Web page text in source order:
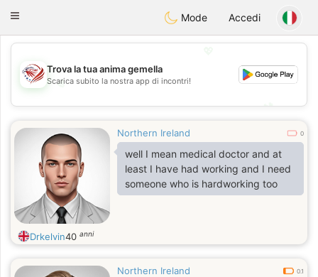
StatesDating
Toggle
Mode Accedi
💖
💕
Trova la tua anima gemella
Scarica subito la nostra app di incontri!
Northern Ireland 0
well I mean medical doctor and at
least I have had working and I need
someone who is hardworking too
Drkelvin40 anni
Northern Ireland 0.1